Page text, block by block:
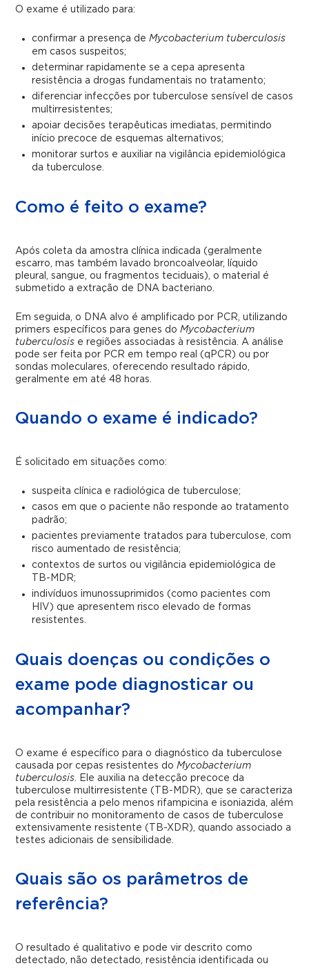
O exame é utilizado para:
confirmar a presença deMycobacterium tuberculosis
em casos suspeitos;
determinar rapidamente se a cepa apresenta
resistência a drogas fundamentais no tratamento;
diferenciar infecções por tuberculose sensível de casos
multirresistentes;
apoiar decisões terapêuticas imediatas, permitindo
início precoce de esquemas alternativos;
monitorar surtos e auxiliar na vigilância epidemiológica
da tuberculose.
Como é feito o exame?
Após coleta da amostra clínica indicada (geralmente
escarro, mas também lavado broncoalveolar, líquido
pleural, sangue, ou fragmentos teciduais), o material é
submetido a extração de DNA bacteriano.
Em seguida, o DNA alvo é amplificado por PCR, utilizando
primers específicos para genes doMycobacterium
tuberculosis e regiões associadas à resistência. A análise
pode ser feita por PCR em tempo real (qPCR) ou por
sondas moleculares, oferecendo resultado rápido,
geralmente em até 48 horas.
Quando o exame é indicado?
É solicitado em situações como:
suspeita clínica e radiológica de tuberculose;
casos em que o paciente não responde ao tratamento
padrão;
pacientes previamente tratados para tuberculose, com
risco aumentado de resistência;
contextos de surtos ou vigilância epidemiológica de
TB-MDR;
indivíduos imunossuprimidos (como pacientes com
HIV) que apresentem risco elevado de formas
resistentes.
Quais doenças ou condições o
exame pode diagnosticar ou
acompanhar?
O exame é específico para o diagnóstico da tuberculose
causada por cepas resistentes doMycobacterium
tuberculosis. Ele auxilia na detecção precoce da
tuberculose multirresistente (TB-MDR), que se caracteriza
pela resistência a pelo menos rifampicina e isoniazida, além
de contribuir no monitoramento de casos de tuberculose
extensivamente resistente (TB-XDR), quando associado a
testes adicionais de sensibilidade.
Quais são os parâmetros de
referência?
O resultado é qualitativo e pode vir descrito como
detectado, não detectado, resistência identificada ou